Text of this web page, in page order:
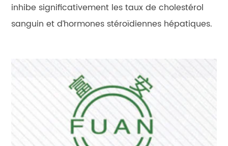
inhibe significativement les taux de cholestérol
sanguin et d’hormones stéroïdiennes hépatiques.